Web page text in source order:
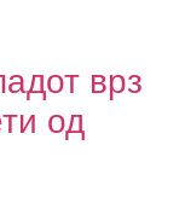
врз
од